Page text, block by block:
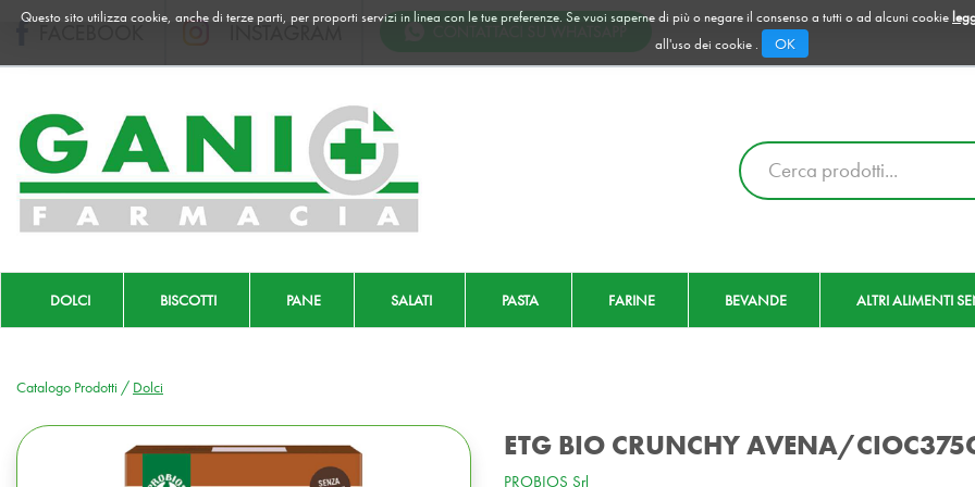
PassaQuesto sito utilizza cookie, anche di terze parti, per proporti servizi in linea con le tue preferenze. Se vuoi saperne di più o negare il consenso a tutti o ad alcuni cookie
all'uso dei cookie .
OK
Farmacia
Gani
|
Ordina
online
Cerca
Prodotto
DOLCI BISCOTTI PANE SALATI PASTA FARINE BEVANDE ALTRI ALIMENTI
Catalogo Prodotti / Dolci
ETG BIO CRUNCHY AVENA/
PROBIOS Srl